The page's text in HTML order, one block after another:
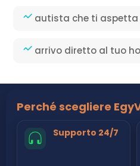
autista che ti aspetta
arrivo diretto al tuo
Perché scegliere
Supporto 24/7